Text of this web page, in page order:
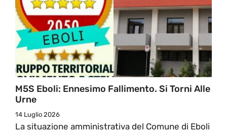
M5S Eboli: Ennesimo Fallimento. Si Torni Alle
Urne
14 Luglio 2026
La situazione amministrativa del Comune di Eboli